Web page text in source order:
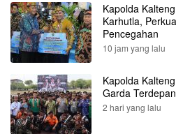
Kapolda
Karhutla,
Pencegahan
10 jam yang lalu
Kapolda
Garda
2 hari yang lalu